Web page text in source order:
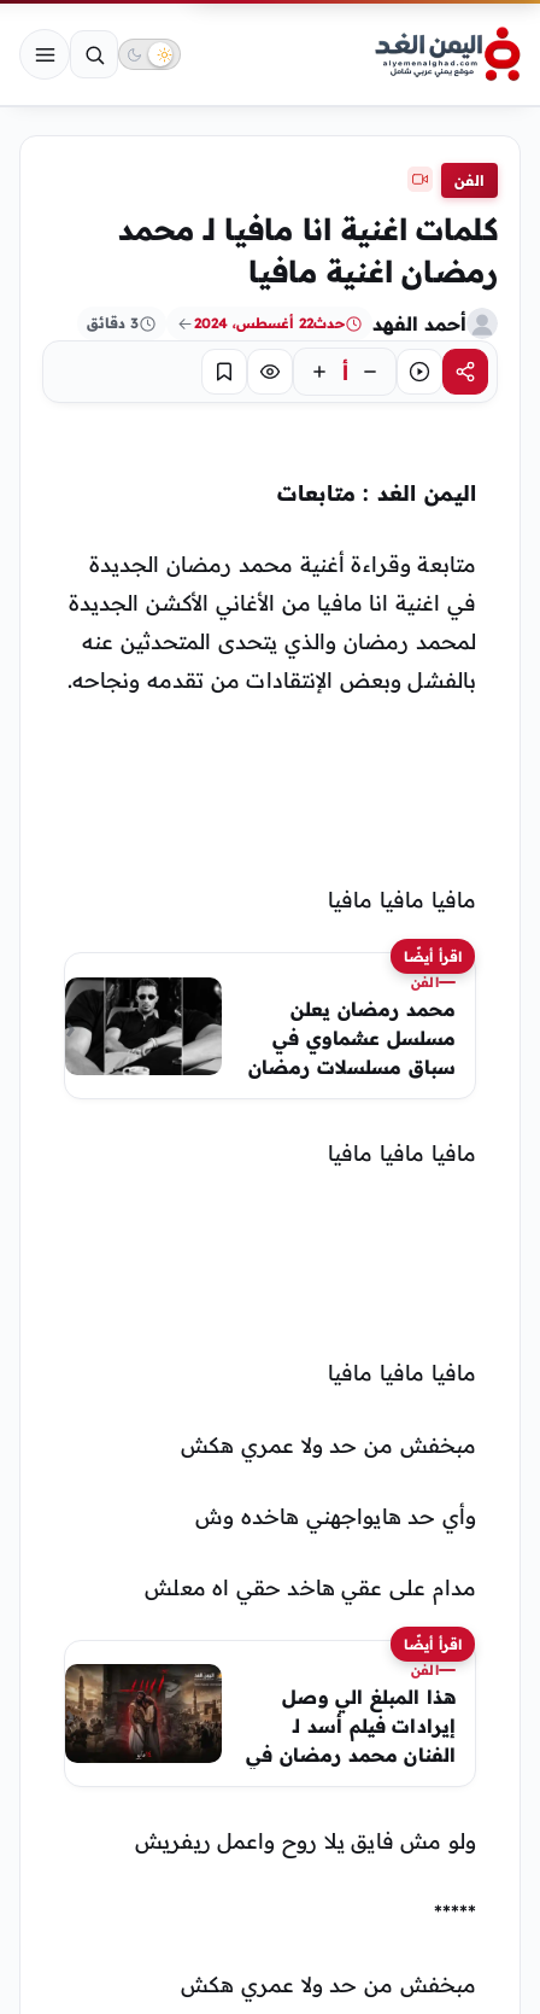
الفن
كلمات اغنية انا مافيا لـ محمد
رمضان اغنية مافيا
أحمد الفهد حدث22 أغسطس، 2024 3 دقائق
مشاركةاستماع أ تركيز حفظ
اليمن الغد : متابعات
متابعة وقراءة أغنية محمد رمضان الجديدة
في اغنية انا مافيا من الأغاني الأكشن الجديدة
لمحمد رمضان والذي يتحدى المتحدثين عنه
بالفشل وبعض الإنتقادات من تقدمه ونجاحه.
مافيا مافيا مافيا
اقرأ أيضًا
الفن
محمد رمضان يعلن
مسلسل عشماوي في
سباق مسلسلات رمضان
2027
مافيا مافيا مافيا
مافيا مافيا مافيا
مبخفش من حد ولا عمري هكش
وأي حد هايواجهني هاخده وش
مدام على عقي هاخد حقي اه معلش
اقرأ أيضًا
الفن
هذا المبلغ الي وصل
إيرادات فيلم أسد لـ
الفنان محمد رمضان في
أولى الأيام
ولو مش فايق يلا روح واعمل ريفريش
*****
مبخفش من حد ولا عمري هكش